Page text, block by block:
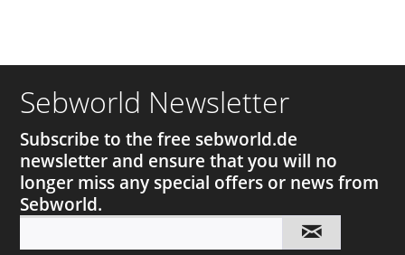
Sebworld Newsletter
Subscribe to the free sebworld.de
newsletter and ensure that you will no
longer miss any special offers or news from
Sebworld.